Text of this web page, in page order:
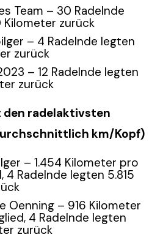
Team – 30 Radelnde
Kilometer zurück
– 4 Radelnde legten
zurück
– 12 Radelnde legten
zurück
den radelaktivsten
km/Kopf)
– 1.454 Kilometer pro
4 Radelnde legten 5.815
Oenning – 916 Kilometer
4 Radelnde legten
zurück